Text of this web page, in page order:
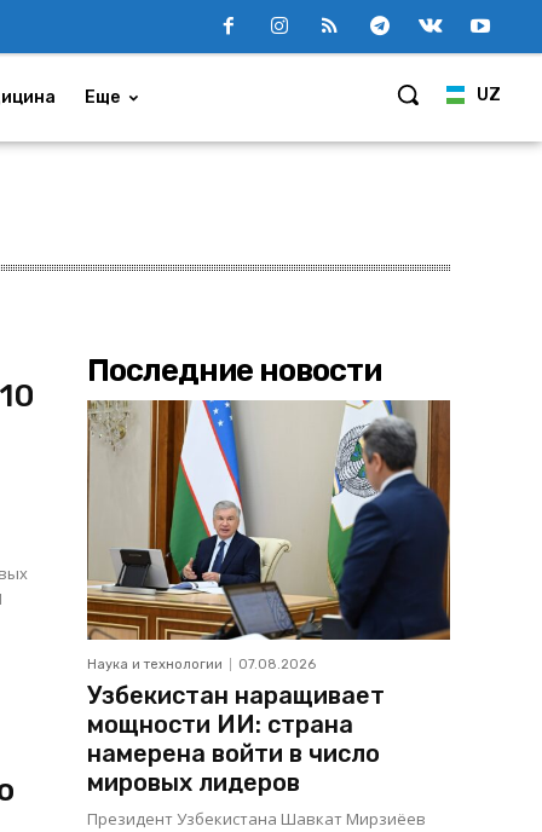
UZ
Еще
Последние новости
Наука и технологии 07.08.2026
Узбекистан наращивает
мощности ИИ: страна
намерена войти в число
мировых лидеров
Президент Узбекистана Шавкат Мирзиёев